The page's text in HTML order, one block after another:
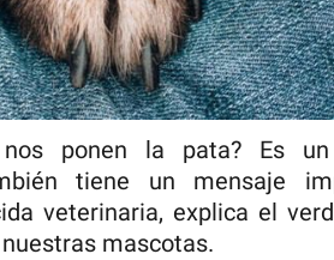
ponen la pata? Es
tiene un mensaje
veterinaria, explica el
mascotas.